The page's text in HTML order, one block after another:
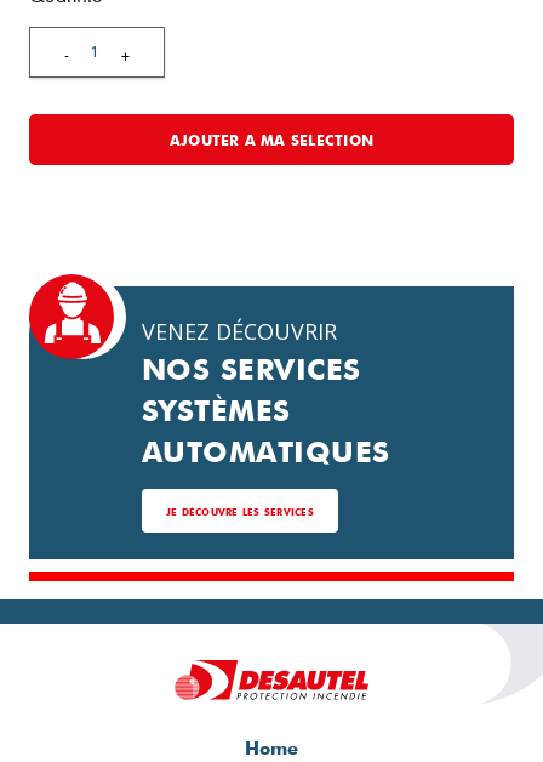
1 +
AJOUTER A MA SELECTION
VENEZ DÉCOUVRIR
NOS SERVICES
SYSTÈMES
AUTOMATIQUES
JE DÉCOUVRE LES SERVICES
Home